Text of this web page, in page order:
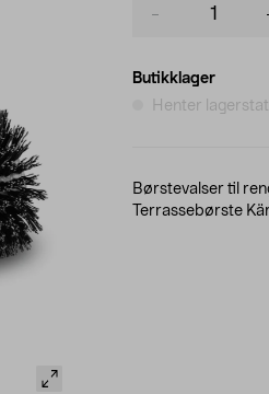
Butikklager
Henter
Børstevalser til
Terrassebørste